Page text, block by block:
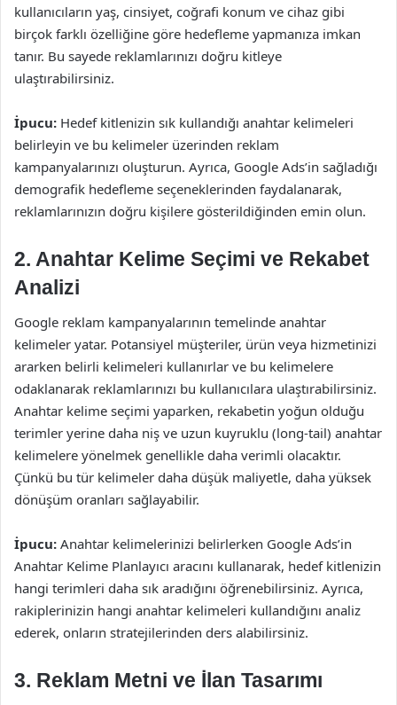
kullanıcıların yaş, cinsiyet, coğrafi konum ve cihaz gibi
birçok farklı özelliğine göre hedefleme yapmanıza imkan
tanır. Bu sayede reklamlarınızı doğru kitleye
ulaştırabilirsiniz.
İpucu: Hedef kitlenizin sık kullandığı anahtar kelimeleri
belirleyin ve bu kelimeler üzerinden reklam
kampanyalarınızı oluşturun. Ayrıca, Google Ads’in sağladığı
demografik hedefleme seçeneklerinden faydalanarak,
reklamlarınızın doğru kişilere gösterildiğinden emin olun.
2. Anahtar Kelime Seçimi ve Rekabet
Analizi
Google reklam kampanyalarının temelinde anahtar
kelimeler yatar. Potansiyel müşteriler, ürün veya hizmetinizi
ararken belirli kelimeleri kullanırlar ve bu kelimelere
odaklanarak reklamlarınızı bu kullanıcılara ulaştırabilirsiniz.
Anahtar kelime seçimi yaparken, rekabetin yoğun olduğu
terimler yerine daha niş ve uzun kuyruklu (long-tail) anahtar
kelimelere yönelmek genellikle daha verimli olacaktır.
Çünkü bu tür kelimeler daha düşük maliyetle, daha yüksek
dönüşüm oranları sağlayabilir.
İpucu: Anahtar kelimelerinizi belirlerken Google Ads’in
Anahtar Kelime Planlayıcı aracını kullanarak, hedef kitlenizin
hangi terimleri daha sık aradığını öğrenebilirsiniz. Ayrıca,
rakiplerinizin hangi anahtar kelimeleri kullandığını analiz
ederek, onların stratejilerinden ders alabilirsiniz.
3. Reklam Metni ve İlan Tasarımı